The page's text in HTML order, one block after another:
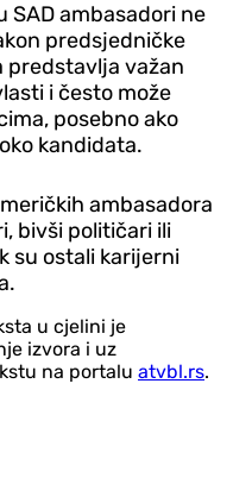
SAD ambasadori ne
predsjedničke
predstavlja važan
i često može
posebno ako
kandidata.
ambasadora
bivši političari ili
su ostali karijerni
u cjelini je
izvora i uz
na portalu atvbl.rs.